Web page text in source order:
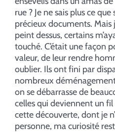
rue ? Je ne sais plus ce
précieux documents. Mais
peint dessus, certains
touché. C’était une façon
valeur, de leur rendre
oublier. Ils ont fini par
nombreux
on se débarrasse de
celles qui deviennent un
cette découverte, dont je
personne, ma curiosité